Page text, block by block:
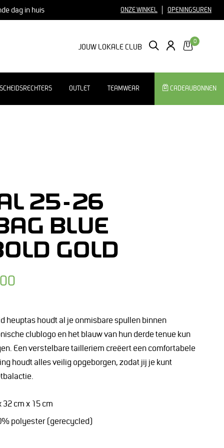
dag in huis ONZE WINKEL OPENINGSUREN
JOUW LOKALE CLUB ZOEKEN LOGIN
0
SCHEIDSRECHTERS OUTLET TEAMWEAR CADEAUBONNEN
25-26
BLUE
GOLD
heuptas houdt al je onmisbare spullen binnen
clublogo en het blauw van hun derde tenue kun
Een verstelbare tailleriem creëert een comfortabele
houdt alles veilig opgeborgen, zodat jij je kunt
32 cm x 15 cm
polyester (gerecycled)